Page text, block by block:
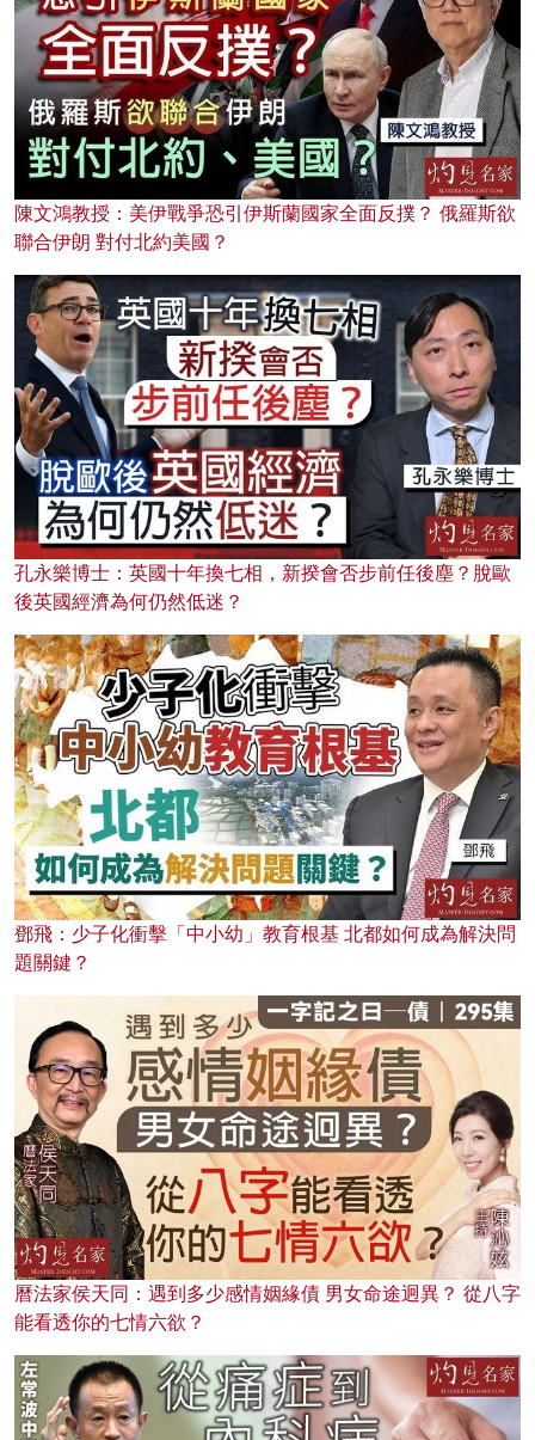
陳文鴻教授：美伊戰爭恐引伊斯蘭國家全面反撲？ 俄羅斯欲
聯合伊朗 對付北約美國？
孔永樂博士：英國十年換七相，新揆會否步前任後塵？脫歐
後英國經濟為何仍然低迷？
鄧飛：少子化衝擊「中小幼」教育根基 北都如何成為解決問
題關鍵？
曆法家侯天同：遇到多少感情姻緣債 男女命途迥異？ 從八字
能看透你的七情六欲？